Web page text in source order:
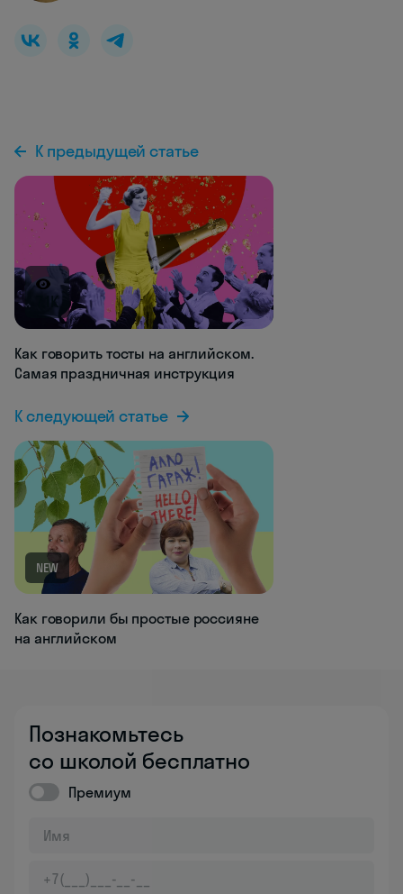
К предыдущей статье
7.1K
Как говорить тосты на английском.
Самая праздничная инструкция
К следующей статье
NEW
Как говорили бы простые россияне
на английском
Познакомьтесь
со школой бесплатно
Премиум